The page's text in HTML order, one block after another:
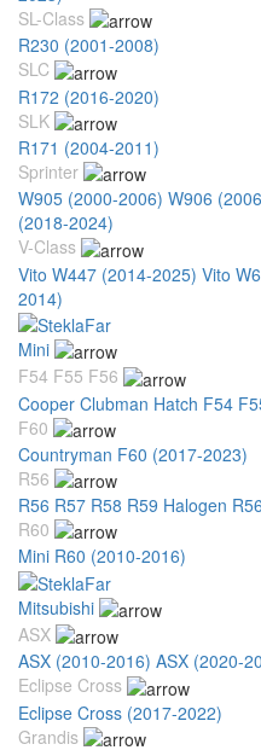
SL-Class
R230 (2001-2008)
SLC
R172 (2016-2020)
SLK
R171 (2004-2011)
Sprinter
W905 (2000-2006) W906
(2018-2024)
V-Class
Vito W447 (2014-2025) Vito
2014)
Mini
F54 F55 F56
Cooper Clubman Hatch F54
F60
Countryman F60 (2017-2023)
R56
R56 R57 R58 R59 Halogen
R60
Mini R60 (2010-2016)
Mitsubishi
ASX
ASX (2010-2016) ASX (2020-
Eclipse Cross
Eclipse Cross (2017-2022)
Grandis